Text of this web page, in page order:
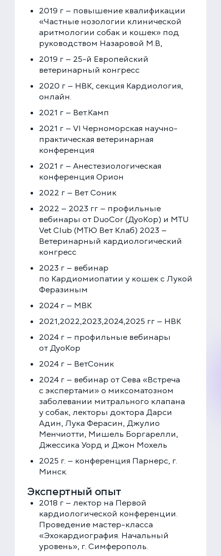
2019 г — повышение квалификации
«Частные нозологии клинической
аритмологии собак и кошек» под
руководством Назаровой М.В,
2019 г — 25-й Европейский
ветеринарный конгресс
2020 г — НВК, секция Кардиология,
онлайн.
2021 г — Вет.Камп
2021 г — VI Черноморская научно-
практическая ветеринарная
конференция
2021 г — Анестезиологическая
конференция Орион
2022 г — Вет Соник
2022 — 2023 гг — профильные
вебинары от DuoCor (ДуоКор) и MTU
Vet Club (МТЮ Вет Клаб) 2023 —
Ветеринарный кардиологический
конгресс
2023 г — вебинар
по Кардиомиопатии у кошек с Лукой
Феразиным
2024 г — МВК
2021,2022,2023,2024,2025 гг — НВК
2024 г — профильные вебинары
от ДуоКор
2024 г — ВетСоник
2024 г — вебинар от Сева «Встреча
с экспертами» о миксоматозном
заболевании митрального клапана
у собак, лекторы доктора Дарси
Адин, Лука Ферасин, Джулио
Менчиотти, Мишель Боргарелли,
Джессика Уорд и Джон Мохель
2025 г. — конференция Парнерс, г.
Минск.
Экспертный опыт
2018 г — лектор на Первой
кардиологической конференции.
Проведение мастер-класса
«Эхокардиография. Начальный
уровень», г. Симферополь.